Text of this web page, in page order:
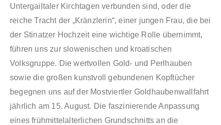
Untergailtaler Kirchtagen verbunden sind, oder die
reiche Tracht der „Kränzlerin“, einer jungen Frau, die bei
der Stinatzer Hochzeit eine wichtige Rolle übernimmt,
führen uns zur slowenischen und kroatischen
Volksgruppe. Die wertvollen Gold- und Perlhauben
sowie die großen kunstvoll gebundenen Kopftücher
begegnen uns auf der Mostviertler Goldhaubenwallfahrt
jährlich am 15. August. Die faszinierende Anpassung
eines frühmittelalterlichen Grundschnitts an die